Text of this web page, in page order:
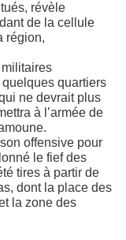
révèle
de la cellule
région,
militaires
quartiers
ne devrait plus
à l’armée de
offensive pour
le fief des
tires à partir de
dont la place des
la zone des